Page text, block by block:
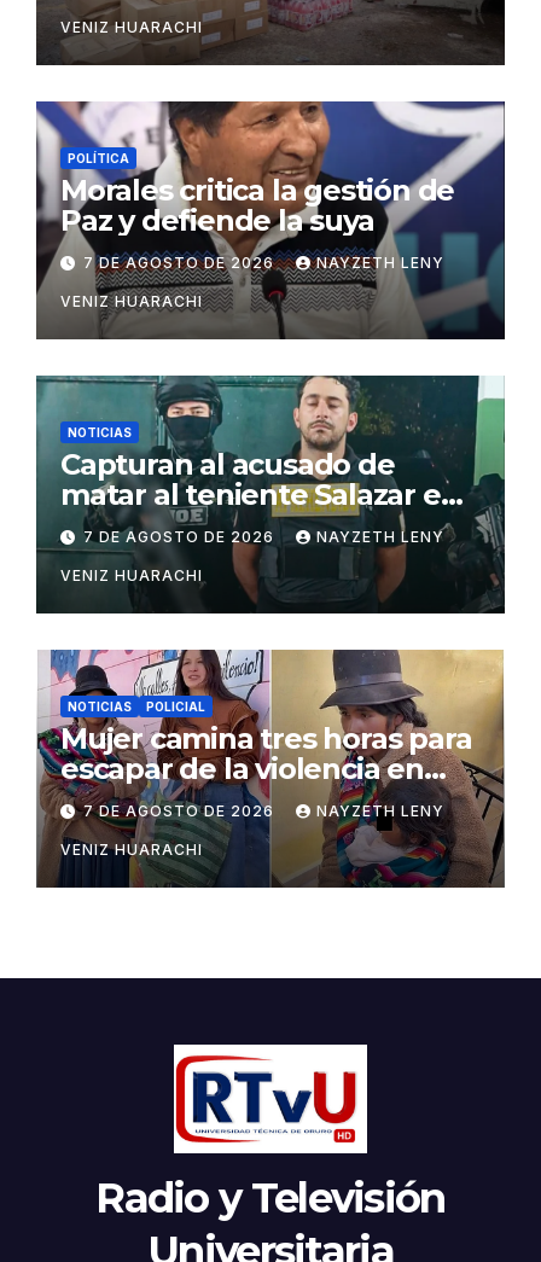
VENIZ HUARACHI
POLÍTICA
Morales critica la gestión de
Paz y defiende la suya
7 DE AGOSTO DE 2026 NAYZETH LENY
VENIZ HUARACHI
NOTICIAS
Capturan al acusado de
matar al teniente Salazar en
San Matías
7 DE AGOSTO DE 2026 NAYZETH LENY
VENIZ HUARACHI
NOTICIAS POLICIAL
Mujer camina tres horas para
escapar de la violencia en
Potosí
7 DE AGOSTO DE 2026 NAYZETH LENY
VENIZ HUARACHI
Radio y Televisión
Universitaria